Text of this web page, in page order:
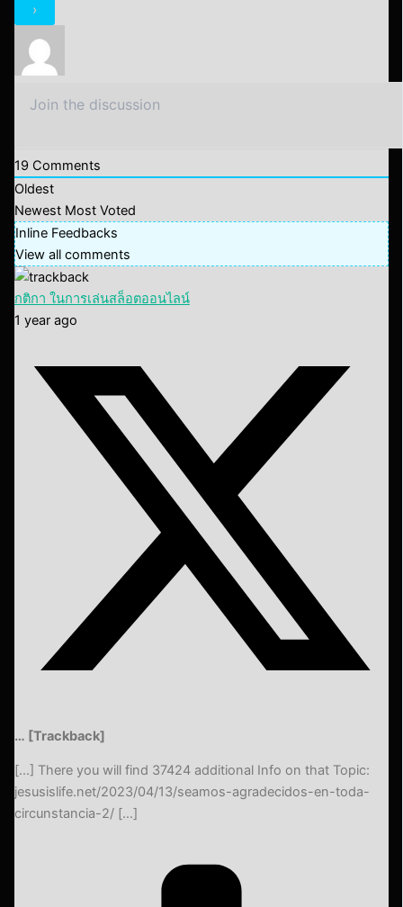
19Comments
Oldest
Newest Most Voted
Inline Feedbacks
View all comments
กติกา ในการเล่นสล็อตออนไลน์
1 year ago
… [Trackback]
[…] There you will find 37424 additional Info on that Topic:
jesusislife.net/2023/04/13/seamos-agradecidos-en-toda-
circunstancia-2/ […]